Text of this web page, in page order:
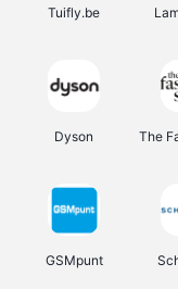
Tuifly.be
Dyson
GSMpunt